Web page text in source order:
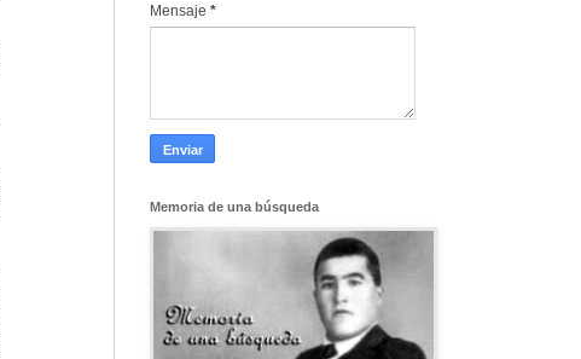
Mensaje *
Memoria de una búsqueda